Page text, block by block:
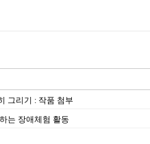
그리기 : 작품 첨부
는 장애체험 활동